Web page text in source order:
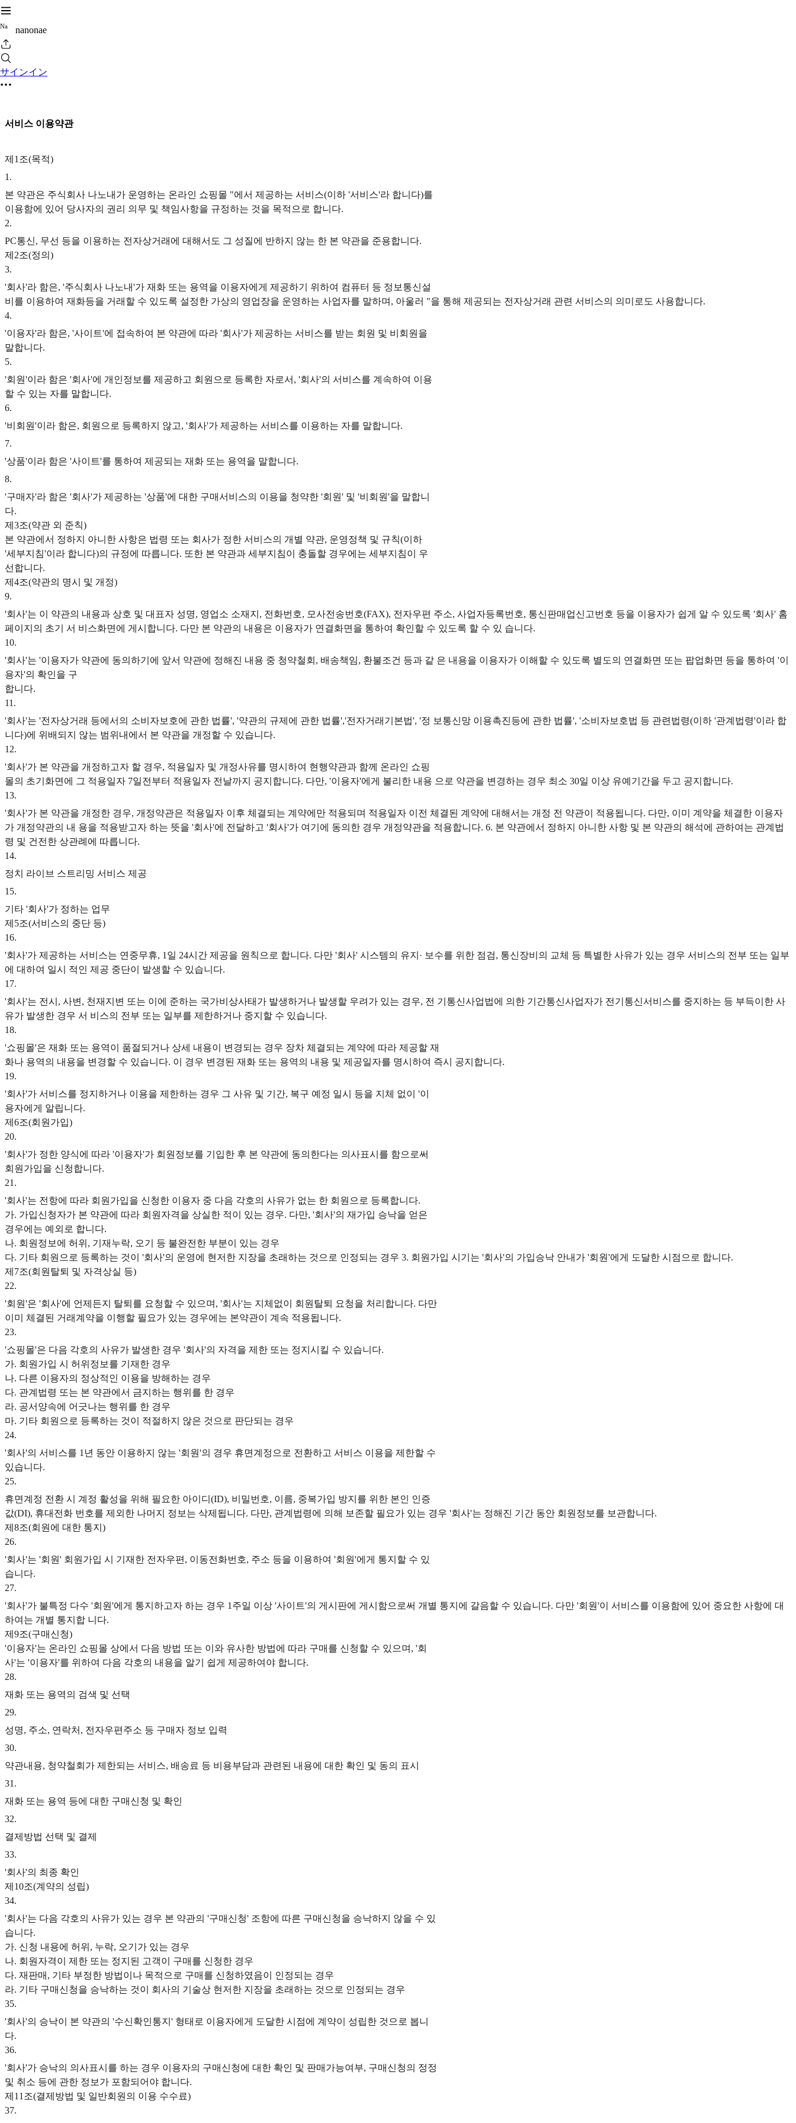
Na nanonae
サインイン
서비스 이용약관
제1조(목적)
1 .
본 약관은 주식회사 나노내가 운영하는 온라인 쇼핑몰 "에서 제공하는 서비스(이하 '서비스'라 합니다)를
이용함에 있어 당사자의 권리 의무 및 책임사항을 규정하는 것을 목적으로 합니다.
2.
PC통신, 무선 등을 이용하는 전자상거래에 대해서도 그 성질에 반하지 않는 한 본 약관을 준용합니다.
제2조(정의)
3.
'회사'라 함은, '주식회사 나노내'가 재화 또는 용역을 이용자에게 제공하기 위하여 컴퓨터 등 정보통신설
비를 이용하여 재화등을 거래할 수 있도록 설정한 가상의 영업장을 운영하는 사업자를 말하며, 아울러 "을 통해 제공되는 전자상거래 관련 서비스의 의미로도 사용합니다.
4.
'이용자'라 함은, '사이트'에 접속하여 본 약관에 따라 '회사'가 제공하는 서비스를 받는 회원 및 비회원을
말합니다.
5.
'회원'이라 함은 '회사'에 개인정보를 제공하고 회원으로 등록한 자로서, '회사'의 서비스를 계속하여 이용
할 수 있는 자를 말합니다.
6.
'비회원'이라 함은, 회원으로 등록하지 않고, '회사'가 제공하는 서비스를 이용하는 자를 말합니다.
7.
'상품'이라 함은 '사이트'를 통하여 제공되는 재화 또는 용역을 말합니다.
8.
'구매자'라 함은 '회사'가 제공하는 '상품'에 대한 구매서비스의 이용을 청약한 '회원' 및 '비회원'을 말합니
다.
제3조(약관 외 준칙)
본 약관에서 정하지 아니한 사항은 법령 또는 회사가 정한 서비스의 개별 약관, 운영정책 및 규칙(이하
'세부지침'이라 합니다)의 규정에 따릅니다. 또한 본 약관과 세부지침이 충돌할 경우에는 세부지침이 우
선합니다.
제4조(약관의 명시 및 개정)
9.
'회사'는 이 약관의 내용과 상호 및 대표자 성명, 영업소 소재지, 전화번호, 모사전송번호(FAX), 전자우편 주소, 사업자등록번호, 통신판매업신고번호 등을 이용자가 쉽게 알 수 있도록 '회사' 홈
페이지의 초기 서 비스화면에 게시합니다. 다만 본 약관의 내용은 이용자가 연결화면을 통하여 확인할 수 있도록 할 수 있 습니다.
10.
'회사'는 '이용자가 약관에 동의하기에 앞서 약관에 정해진 내용 중 청약철회, 배송책임, 환불조건 등과 같 은 내용을 이용자가 이해할 수 있도록 별도의 연결화면 또는 팝업화면 등을 통하여 '이
용자'의 확인을 구
합니다.
11 .
'회사'는 '전자상거래 등에서의 소비자보호에 관한 법률', '약관의 규제에 관한 법률','전자거래기본법', '정 보통신망 이용촉진등에 관한 법률', '소비자보호법 등 관련법령(이하 '관계법령'이라 합
니다)에 위배되지 않는 범위내에서 본 약관을 개정할 수 있습니다.
12.
'회사'가 본 약관을 개정하고자 할 경우, 적용일자 및 개정사유를 명시하여 현행약관과 함께 온라인 쇼핑
몰의 초기화면에 그 적용일자 7일전부터 적용일자 전날까지 공지합니다. 다만, '이용자'에게 불리한 내용 으로 약관을 변경하는 경우 최소 30일 이상 유예기간을 두고 공지합니다.
13.
'회사'가 본 약관을 개정한 경우, 개정약관은 적용일자 이후 체결되는 계약에만 적용되며 적용일자 이전 체결된 계약에 대해서는 개정 전 약관이 적용됩니다. 다만, 이미 계약을 체결한 이용자
가 개정약관의 내 용을 적용받고자 하는 뜻을 '회사'에 전달하고 '회사'가 여기에 동의한 경우 개정약관을 적용합니다. 6. 본 약관에서 정하지 아니한 사항 및 본 약관의 해석에 관하여는 관계법
령 및 건전한 상관례에 따릅니다.
14.
정치 라이브 스트리밍 서비스 제공
15.
기타 '회사'가 정하는 업무
제5조(서비스의 중단 등)
16.
'회사'가 제공하는 서비스는 연중무휴, 1일 24시간 제공을 원칙으로 합니다. 다만 '회사' 시스템의 유지· 보수를 위한 점검, 통신장비의 교체 등 특별한 사유가 있는 경우 서비스의 전부 또는 일부
에 대하여 일시 적인 제공 중단이 발생할 수 있습니다.
17.
'회사'는 전시, 사변, 천재지변 또는 이에 준하는 국가비상사태가 발생하거나 발생할 우려가 있는 경우, 전 기통신사업법에 의한 기간통신사업자가 전기통신서비스를 중지하는 등 부득이한 사
유가 발생한 경우 서 비스의 전부 또는 일부를 제한하거나 중지할 수 있습니다.
18.
'쇼핑몰'은 재화 또는 용역이 품절되거나 상세 내용이 변경되는 경우 장차 체결되는 계약에 따라 제공할 재
화나 용역의 내용을 변경할 수 있습니다. 이 경우 변경된 재화 또는 용역의 내용 및 제공일자를 명시하여 즉시 공지합니다.
19.
'회사'가 서비스를 정지하거나 이용을 제한하는 경우 그 사유 및 기간, 복구 예정 일시 등을 지체 없이 '이
용자에게 알립니다.
제6조(회원가입)
20.
'회사'가 정한 양식에 따라 '이용자'가 회원정보를 기입한 후 본 약관에 동의한다는 의사표시를 함으로써
회원가입을 신청합니다.
21 .
'회사'는 전항에 따라 회원가입을 신청한 이용자 중 다음 각호의 사유가 없는 한 회원으로 등록합니다.
가. 가입신청자가 본 약관에 따라 회원자격을 상실한 적이 있는 경우. 다만, '회사'의 재가입 승낙을 얻은
경우에는 예외로 합니다.
나. 회원정보에 허위, 기재누락, 오기 등 불완전한 부분이 있는 경우
다. 기타 회원으로 등록하는 것이 '회사'의 운영에 현저한 지장을 초래하는 것으로 인정되는 경우 3. 회원가입 시기는 '회사'의 가입승낙 안내가 '회원'에게 도달한 시점으로 합니다.
제7조(회원탈퇴 및 자격상실 등)
22.
'회원'은 '회사'에 언제든지 탈퇴를 요청할 수 있으며, '회사'는 지체없이 회원탈퇴 요청을 처리합니다. 다만
이미 체결된 거래계약을 이행할 필요가 있는 경우에는 본약관이 계속 적용됩니다.
23.
'쇼핑몰'은 다음 각호의 사유가 발생한 경우 '회사'의 자격을 제한 또는 정지시킬 수 있습니다.
가. 회원가입 시 허위정보를 기재한 경우
나. 다른 이용자의 정상적인 이용을 방해하는 경우
다. 관계법령 또는 본 약관에서 금지하는 행위를 한 경우
라. 공서양속에 어긋나는 행위를 한 경우
마. 기타 회원으로 등록하는 것이 적절하지 않은 것으로 판단되는 경우
24.
'회사'의 서비스를 1년 동안 이용하지 않는 '회원'의 경우 휴면계정으로 전환하고 서비스 이용을 제한할 수
있습니다.
25.
휴면계정 전환 시 계정 활성을 위해 필요한 아이디(ID), 비밀번호, 이름, 중복가입 방지를 위한 본인 인증
값(DI), 휴대전화 번호를 제외한 나머지 정보는 삭제됩니다. 다만, 관계법령에 의해 보존할 필요가 있는 경우 '회사'는 정해진 기간 동안 회원정보를 보관합니다.
제8조(회원에 대한 통지)
26.
'회사'는 '회원' 회원가입 시 기재한 전자우편, 이동전화번호, 주소 등을 이용하여 '회원'에게 통지할 수 있
습니다.
27.
'회사'가 불특정 다수 '회원'에게 통지하고자 하는 경우 1주일 이상 '사이트'의 게시판에 게시함으로써 개별 통지에 갈음할 수 있습니다. 다만 '회원'이 서비스를 이용함에 있어 중요한 사항에 대
하여는 개별 통지합 니다.
제9조(구매신청)
'이용자'는 온라인 쇼핑몰 상에서 다음 방법 또는 이와 유사한 방법에 따라 구매를 신청할 수 있으며, '회
사'는 '이용자'를 위하여 다음 각호의 내용을 알기 쉽게 제공하여야 합니다.
28.
재화 또는 용역의 검색 및 선택
29.
성명, 주소, 연락처, 전자우편주소 등 구매자 정보 입력
30.
약관내용, 청약철회가 제한되는 서비스, 배송료 등 비용부담과 관련된 내용에 대한 확인 및 동의 표시
31 .
재화 또는 용역 등에 대한 구매신청 및 확인
32.
결제방법 선택 및 결제
33.
'회사'의 최종 확인
제10조(계약의 성립)
34.
'회사'는 다음 각호의 사유가 있는 경우 본 약관의 '구매신청' 조항에 따른 구매신청을 승낙하지 않을 수 있
습니다.
가. 신청 내용에 허위, 누락, 오기가 있는 경우
나. 회원자격이 제한 또는 정지된 고객이 구매를 신청한 경우
다. 재판매, 기타 부정한 방법이나 목적으로 구매를 신청하였음이 인정되는 경우
라. 기타 구매신청을 승낙하는 것이 회사의 기술상 현저한 지장을 초래하는 것으로 인정되는 경우
35.
'회사'의 승낙이 본 약관의 '수신확인통지' 형태로 이용자에게 도달한 시점에 계약이 성립한 것으로 봅니
다.
36.
'회사'가 승낙의 의사표시를 하는 경우 이용자의 구매신청에 대한 확인 및 판매가능여부, 구매신청의 정정
및 취소 등에 관한 정보가 포함되어야 합니다.
제11조(결제방법 및 일반회원의 이용 수수료)
37.